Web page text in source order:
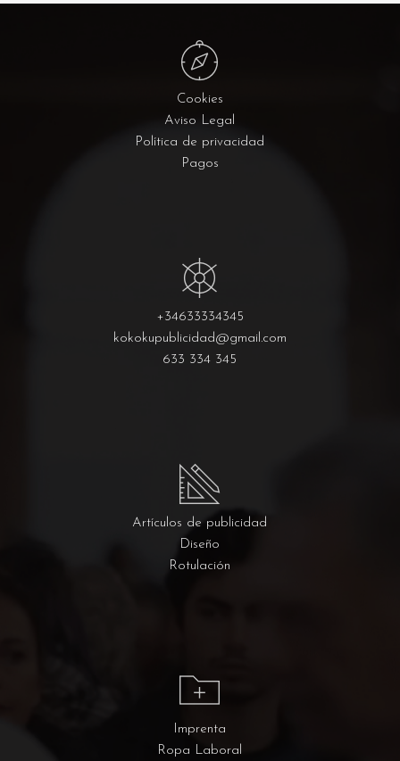
Cookies
Aviso Legal
Política de privacidad
Pagos
+34633334345
kokokupublicidad@gmail.com
633 334 345
Artículos de publicidad
Diseño
Rotulación
Imprenta
Ropa Laboral